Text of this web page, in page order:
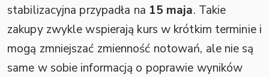
stabilizacyjna przypadła na 15 maja. Takie
zakupy zwykle wspierają kurs w krótkim terminie i
mogą zmniejszać zmienność notowań, ale nie są
same w sobie informacją o poprawie wyników